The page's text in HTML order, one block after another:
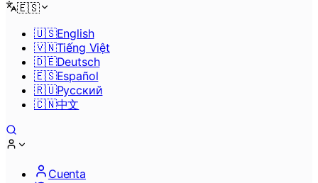
🇪🇸
🇺🇸English
🇻🇳Tiếng Việt
🇩🇪Deutsch
🇪🇸Español
🇷🇺Pусский
🇨🇳中文
Cuenta